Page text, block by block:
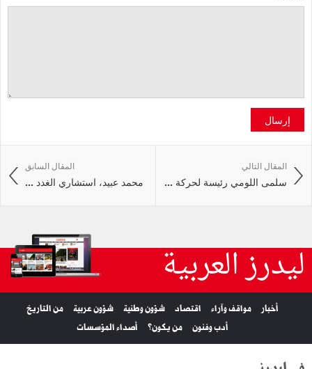
إرسال
المقال السابق
محمد عبيد، استشاري الغدد ...
المقال التالي
سلمى اللومي رئيسة لحركة ...
ليدرز العربية
أخبار مواقف وآراء اقتصاد شؤون وطنية شؤون عربية
من التاريخ
أدب وفنون
من يكون؟ أصداء المؤسسات